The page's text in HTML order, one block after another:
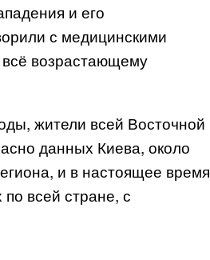
и его
с медицинскими
возрастающему
жители всей Восточной
данных Киева, около
и в настоящее время
всей стране, с